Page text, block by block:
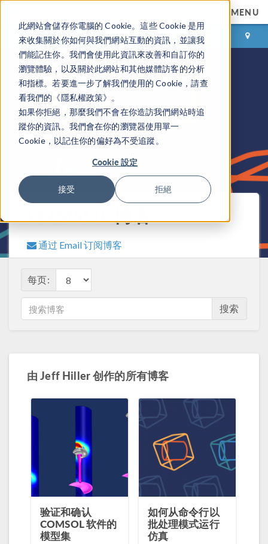
此網站會儲存你電腦的 Cookie。這些 Cookie 是用
來收集關於你如何與我們網站互動的資訊，並讓我
們能記住你。我們會使用此資訊來改善和自訂你的
瀏覽體驗，以及關於此網站和其他媒體訪客的分析
和指標。若要進一步了解我們使用的 Cookie，請查
看我們的《隱私權政策》。
如果你拒絕，那麼我們不會在你造訪我們網站時追
蹤你的資訊。我們會在你的瀏覽器使用單一
Cookie，以記住你的偏好為不受追蹤。
Cookie 設定
接受 拒絕
MENU
登录 咨询与购买
COMSOL 博客
通过 Email 订阅博客
每页:
搜索
由Jeff Hiller创作的所有博客
验证和确认
COMSOL 软件的
模型集
如何从命令行以
批处理模式运行
仿真